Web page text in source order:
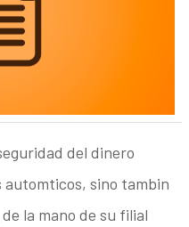
del dinero
automticos, sino tambin
la mano de su filial